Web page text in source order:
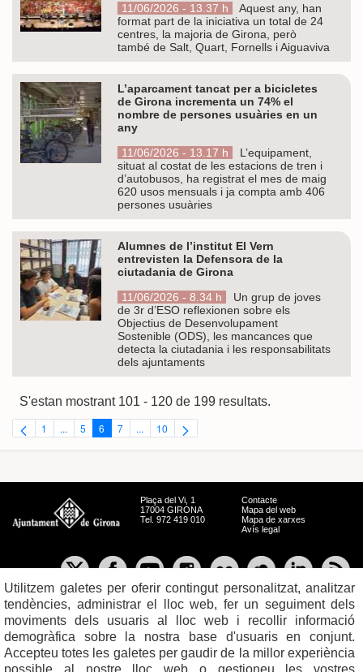
11/06/2026 - 13.37 h
Aquest any, han
format part de la iniciativa un total de 24
centres, la majoria de Girona, però
també de Salt, Quart, Fornells i Aiguaviva
L’aparcament tancat per a bicicletes
de Girona incrementa un 74% el
nombre de persones usuàries en un
any
11/06/2026 - 13.17 h
L’equipament,
situat al costat de les estacions de tren i
d’autobusos, ha registrat el mes de maig
620 usos mensuals i ja compta amb 406
persones usuàries
Alumnes de l’institut El Vern
entrevisten la Defensora de la
ciutadania de Girona
11/06/2026 - 8.34 h
Un grup de joves
de 3r d’ESO reflexionen sobre els
Objectius de Desenvolupament
Sostenible (ODS), les mancances que
detecta la ciutadania i les responsabilitats
dels ajuntaments
S'estan mostrant 101 - 120 de 199 resultats.
Pàgina
1 ...Pàgines intermèdies Utilitzeu TAB per navegar.
Pàgina
5 Pàgina
6 Pàgina
7 ...Pàgines intermèdies Utilitzeu TAB per navegar.
Pàgina
10
Plaça del Vi, 1
17004 GIRONA
Tel. 972 419 010
Contacte
Mapa del web
Mapa de xarxes
Avís legal
Utilitzem galetes per oferir contingut personalitzat, analitzar
tendències, administrar el lloc web, fer un seguiment dels
moviments dels usuaris al lloc web i recollir informació
demogràfica sobre la nostra base d'usuaris en conjunt.
Accepteu totes les galetes per gaudir de la millor experiència
possible al nostre lloc web o gestioneu les vostres